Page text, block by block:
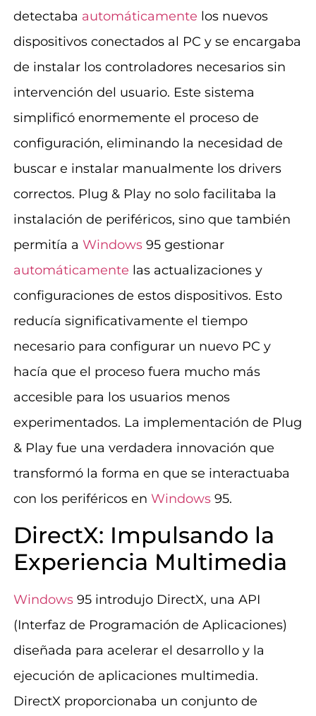
detectaba automáticamente los nuevos
dispositivos conectados al PC y se encargaba
de instalar los controladores necesarios sin
intervención del usuario. Este sistema
simplificó enormemente el proceso de
configuración, eliminando la necesidad de
buscar e instalar manualmente los drivers
correctos. Plug & Play no solo facilitaba la
instalación de periféricos, sino que también
permitía a Windows95 gestionar
automáticamente las actualizaciones y
configuraciones de estos dispositivos. Esto
reducía significativamente el tiempo
necesario para configurar un nuevo PC y
hacía que el proceso fuera mucho más
accesible para los usuarios menos
experimentados. La implementación de Plug
& Play fue una verdadera innovación que
transformó la forma en que se interactuaba
con los periféricos en Windows95.
DirectX: Impulsando la
Experiencia Multimedia
Windows95 introdujo DirectX, una API
(Interfaz de Programación de Aplicaciones)
diseñada para acelerar el desarrollo y la
ejecución de aplicaciones multimedia.
DirectX proporcionaba un conjunto de